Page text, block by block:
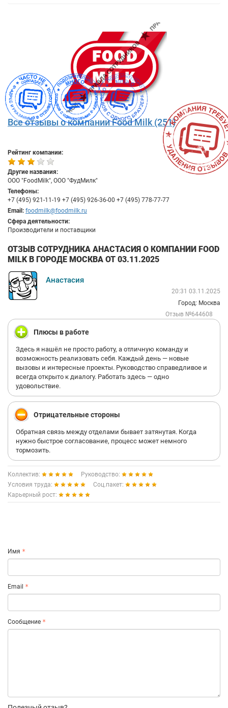
Все отзывы о компании Food Milk (251)
Рейтинг компании:
Другие названия:
ООО "FoodMilk", ООО "ФудМилк"
Телефоны:
+7 (495) 921-11-19 +7 (495) 926-36-00 +7 (495) 778-77-77
Email: foodmilk@foodmilk.ru
Сфера деятельности:
Производители и поставщики
ОТЗЫВ СОТРУДНИКА АНАСТАСИЯ О КОМПАНИИ FOOD
MILK В ГОРОДЕ МОСКВА ОТ 03.11.2025
Анастасия
20:31 03.11.2025
Город: Москва
Отзыв №644608
Плюсы в работе
Здесь я нашёл не просто работу, а отличную команду и
возможность реализовать себя. Каждый день — новые
вызовы и интересные проекты. Руководство справедливое и
всегда открыто к диалогу. Работать здесь — одно
удовольствие.
Отрицательные стороны
Обратная связь между отделами бывает затянутая. Когда
нужно быстрое согласование, процесс может немного
тормозить.
Коллектив:
Руководство:
Условия труда:
Соц.пакет:
Карьерный рост:
Имя
Email
Сообщение